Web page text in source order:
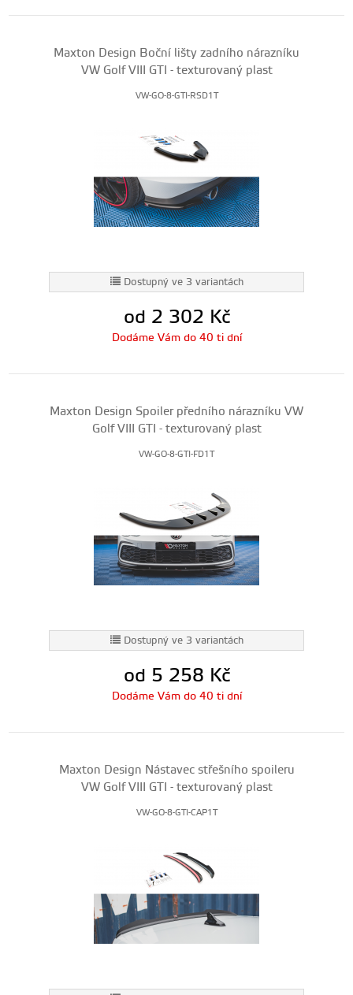
Maxton Design Boční lišty zadního nárazníku
VW Golf VIII GTI - texturovaný plast
VW-GO-8-GTI-RSD1T
Dostupný ve 3 variantách
od 2 302 Kč
Dodáme Vám do 40 ti dní
Maxton Design Spoiler předního nárazníku VW
Golf VIII GTI - texturovaný plast
VW-GO-8-GTI-FD1T
Dostupný ve 3 variantách
od 5 258 Kč
Dodáme Vám do 40 ti dní
Maxton Design Nástavec střešního spoileru
VW Golf VIII GTI - texturovaný plast
VW-GO-8-GTI-CAP1T